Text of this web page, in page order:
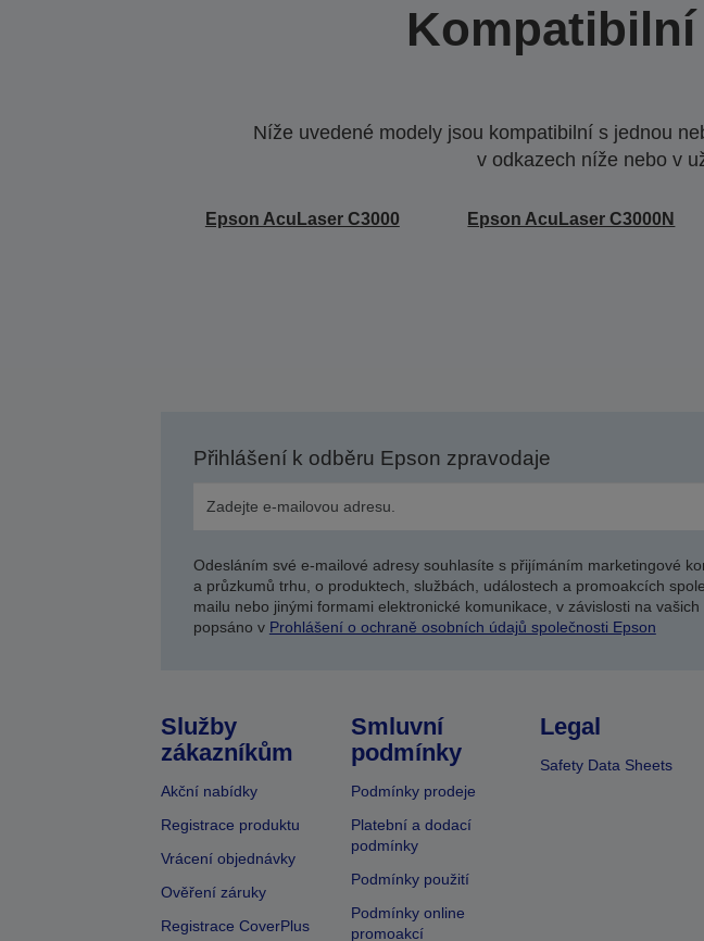
Níže uvedené modely jsou kompatibilní s jednou
v odkazech níže nebo v
Epson AcuLaser C3000 Epson AcuLaser C3000N
Přihlášení k odběru Epson zpravodaje
Odesláním své e-mailové adresy souhlasíte s přijímáním marketingové
a průzkumů trhu, o produktech, službách, událostech a promoakcích
mailu nebo jinými formami elektronické komunikace, v závislosti na
popsáno v Prohlášení o ochraně osobních údajů společnosti Epson
Služby
zákazníkům
Akční nabídky
Registrace produktu
Vrácení objednávky
Ověření záruky
Registrace CoverPlus
Smluvní
podmínky
Podmínky prodeje
Platební a dodací
podmínky
Podmínky použití
Podmínky online
promoakcí
Legal
Safety Data Sheets